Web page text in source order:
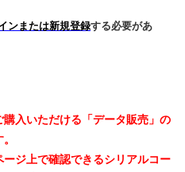
ンまたは新規登録する必要があ
入いただける「データ販売」の
ジ上で確認できるシリアルコー